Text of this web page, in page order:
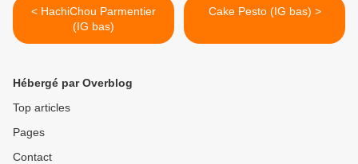
< HachiChou Parmentier
(IG bas)
Cake Pesto (IG bas) >
Hébergé par Overblog
Top articles
Pages
Contact